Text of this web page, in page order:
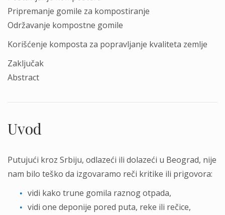
Pripremanje gomile za kompostiranje
Održavanje kompostne gomile
Korišćenje komposta za popravljanje kvaliteta zemlje
Zaključak
Abstract
Uvod
Putujući kroz Srbiju, odlazeći ili dolazeći u Beograd, nije
nam bilo teško da izgovaramo reči kritike ili prigovora:
vidi kako trune gomila raznog otpada,
vidi one deponije pored puta, reke ili rečice,